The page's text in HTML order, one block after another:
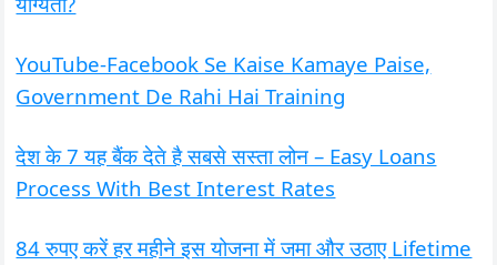
YouTube-Facebook Se Kaise Kamaye Paise,
Government De Rahi Hai Training
देश के 7 यह बैंक देते है सबसे सस्ता लोन – Easy Loans
Process With Best Interest Rates
84 रुपए करें हर महीने इस योजना में जमा और उठाए Lifetime